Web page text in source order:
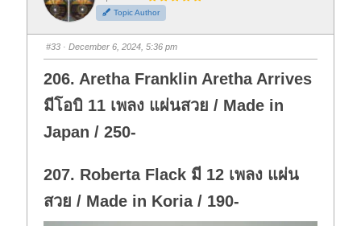
h
u
m
d
o
n
.
h
u
m
u
p
Topic Author
#33 · December 6, 2024, 5:36 pm
206. Aretha Franklin Aretha Arrives
มีโอบิ 11 เพลง แผ่นสวย / Made in
Japan / 250-
207. Roberta Flack มี 12 เพลง แผ่น
สวย / Made in Koria / 190-